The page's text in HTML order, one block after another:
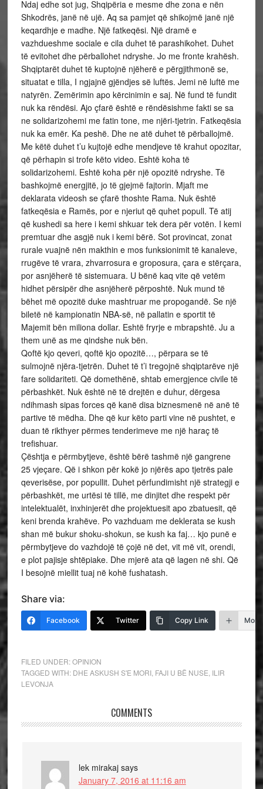
Ndaj edhe sot jug, Shqipëria e mesme dhe zona e nën
Shkodrës, janë në ujë. Aq sa pamjet që shikojmë janë një
keqardhje e madhe. Një fatkeqësi. Një dramë e
vazhdueshme sociale e cila duhet të parashikohet. Duhet
të evitohet dhe përballohet ndryshe. Jo me fronte krahësh.
Shqiptarët duhet të kuptojnë njëherë e përgjithmonë se,
situatat e tilla, I ngjajnë gjëndjes së luftës. Jemi në luftë me
natyrën. Zemërimin apo kërcinimin e saj. Në fund të fundit
nuk ka rëndësi. Ajo çfarë është e rëndësishme fakti se sa
ne solidarizohemi me fatin tone, me njëri-tjetrin. Fatkeqësia
nuk ka emër. Ka peshë. Dhe ne atë duhet të përballojmë.
Me këtë duhet t’u kujtojë edhe mendjeve të krahut opozitar,
që përhapin si trofe këto video. Eshtë koha të
solidarizohemi. Eshtë koha për një opozitë ndryshe. Të
bashkojmë energjitë, jo të gjejmë fajtorin. Mjaft me
deklarata videosh se çfarë thoshte Rama. Nuk është
fatkeqësia e Ramës, por e njeriut që quhet popull. Të atij
që kushedi sa here i kemi shkuar tek dera për votën. I kemi
premtuar dhe asgjë nuk i kemi bërë. Sot provincat, zonat
rurale vuajnë nën makthin e mos funksionimit të kanaleve,
rrugëve të vrara, zhvarrosura e groposura, çara e stërçara,
por asnjëherë të sistemuara. U bënë kaq vite që vetëm
hidhet përsipër dhe asnjëherë përposhtë. Nuk mund të
bëhet më opozitë duke mashtruar me propogandë. Se një
biletë në kampionatin NBA-së, në pallatin e sportit të
Majemit bën miliona dollar. Eshtë fryrje e mbrapshtë. Ju a
them unë as me qindshe nuk bën.
Qoftë kjo qeveri, qoftë kjo opozitë…, përpara se të
sulmojnë njëra-tjetrën. Duhet të t’i tregojnë shqiptarëve një
fare solidariteti. Që domethënë, shtab emergjence civile të
përbashkët. Nuk është në të drejtën e duhur, dërgesa
ndihmash sipas forces që kanë disa biznesmenë në anë të
partive të mëdha. Dhe që kur këto parti vine në pushtet, e
duan të rikthyer përmes tenderimeve me një haraç të
trefishuar.
Çështja e përmbytjeve, është bërë tashmë një gangrene
25 vjeçare. Që i shkon për kokë jo njërës apo tjetrës pale
qeverisëse, por popullit. Duhet përfundimisht një strategji e
përbashkët, me urtësi të tillë, me dinjitet dhe respekt për
intelektualët, inxhinjerët dhe projektuesit apo zbatuesit, që
keni brenda krahëve. Po vazhduam me deklerata se kush
shan më bukur shoku-shokun, se kush ka faj… kjo punë e
përmbytjeve do vazhdojë të çojë në det, vit më vit, orendi,
e plot pajisje shtëpiake. Dhe mjerë ata që lagen në shi. Që
I besojnë miellit tuaj në kohë fushatash.
Share via:
Facebook Twitter Copy Link More
FILED UNDER:OPINION
TAGGED WITH: DHE ASKUSH S'E MORI, FAJI U BË NUSE ILIR
LEVONJA
COMMENTS
lek mirakaj says
January 7, 2016 at 11:16 am